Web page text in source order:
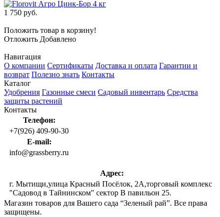
1 750 руб.
Положить товар в корзину!
Отложить Добавлено
Навигация
О компании Сертификаты Доставка и оплата Гарантии и
возврат Полезно знать Контакты
Каталог
Удобрения Газонные смеси Садовый инвентарь Средства
защиты растений
Контакты
Телефон:
+7(926) 409-90-30
E-mail:
info@grassberry.ru
Адрес:
г. Мытищи,улица Красный Посёлок, 2А,торговый комплекс
"Садовод в Тайнинском" сектор В павильон 25.
Магазин товаров для Вашего сада “Зеленый рай”. Все права
защищены.